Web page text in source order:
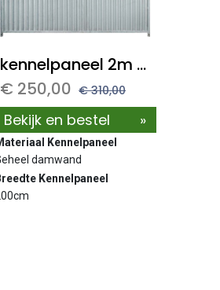
kennelpaneel 2m - geheel dicht damwand
€ 250,00 €310,00
Bekijk en bestel »
Kennelpaneel
damwand
Kennelpaneel